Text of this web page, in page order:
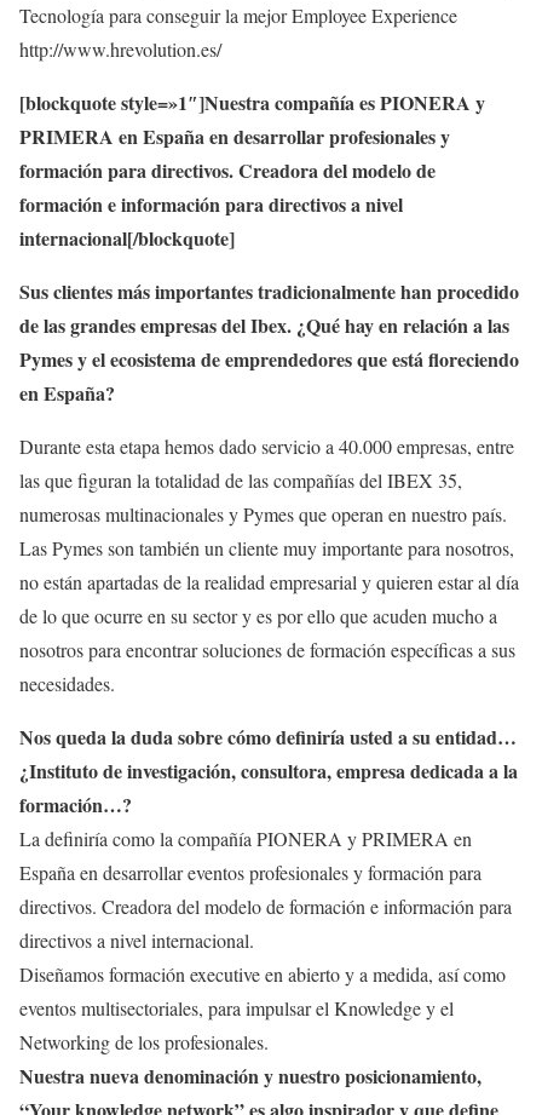
Tecnología para conseguir la mejor Employee Experience
http://www.hrevolution.es/
[blockquote style=»1″]Nuestra compañía es PIONERA y
PRIMERA en España en desarrollar profesionales y
formación para directivos. Creadora del modelo de
formación e información para directivos a nivel
internacional[/blockquote]
Sus clientes más importantes tradicionalmente han procedido
de las grandes empresas del Ibex. ¿Qué hay en relación a las
Pymes y el ecosistema de emprendedores que está floreciendo
en España?
Durante esta etapa hemos dado servicio a 40.000 empresas, entre
las que figuran la totalidad de las compañías del IBEX 35,
numerosas multinacionales y Pymes que operan en nuestro país.
Las Pymes son también un cliente muy importante para nosotros,
no están apartadas de la realidad empresarial y quieren estar al día
de lo que ocurre en su sector y es por ello que acuden mucho a
nosotros para encontrar soluciones de formación específicas a sus
necesidades.
Nos queda la duda sobre cómo definiría usted a su entidad…
¿Instituto de investigación, consultora, empresa dedicada a la
formación…?
La definiría como la compañía PIONERA y PRIMERA en
España en desarrollar eventos profesionales y formación para
directivos. Creadora del modelo de formación e información para
directivos a nivel internacional.
Diseñamos formación executive en abierto y a medida, así como
eventos multisectoriales, para impulsar el Knowledge y el
Networking de los profesionales.
Nuestra nueva denominación y nuestro posicionamiento,
“Your knowledge network” es algo inspirador y que define